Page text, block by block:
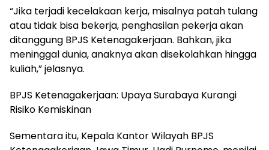
“Jika terjadi kecelakaan kerja, misalnya patah tulang
atau tidak bisa bekerja, penghasilan pekerja akan
ditanggung BPJS Ketenagakerjaan. Bahkan, jika
meninggal dunia, anaknya akan disekolahkan hingga
kuliah,” jelasnya.
BPJS Ketenagakerjaan: Upaya Surabaya Kurangi
Risiko Kemiskinan
Sementara itu, Kepala Kantor Wilayah BPJS